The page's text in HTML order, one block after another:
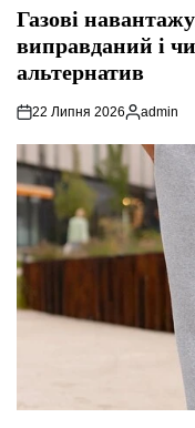
У
Газові
виправданий і
альтернатив
22 Липня 2026 admin